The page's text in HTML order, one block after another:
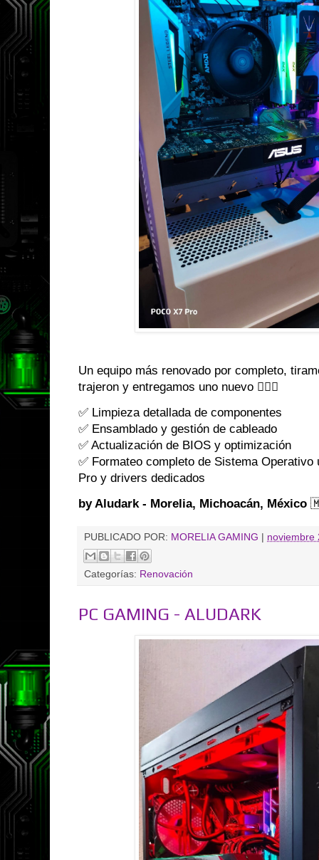
Un equipo más renovado por completo,
trajeron y entregamos uno nuevo 👌🏼😎
✅ Limpieza detallada de componentes
✅ Ensamblado y gestión de cableado
✅ Actualización de BIOS y optimización
✅ Formateo completo de Sistema
Pro y drivers dedicados
by Aludark - Morelia, Michoacán, México
PUBLICADO POR: MORELIA GAMING noviembre
Categorías: Renovación
PC GAMING - ALUDARK